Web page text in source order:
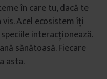
în care tu, dacă te
Acel ecosistem îți
interacționează.
sănătoasă. Fiecare
asta.